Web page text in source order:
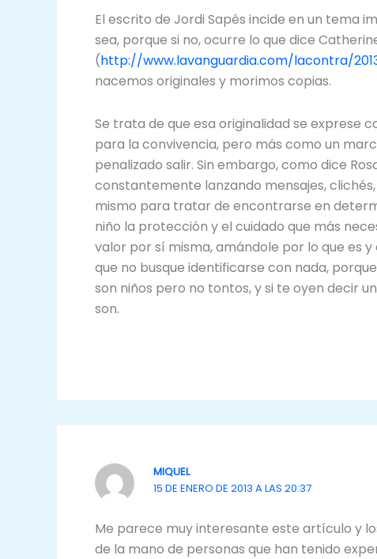
El escrito de Jordi Sapés incide en un tema
sea, porque si no, ocurre lo que dice
(http://www.lavanguardia.com/lacontra/
nacemos originales y morimos copias.
Se trata de que esa originalidad se exprese
para la convivencia, pero más como un
penalizado salir. Sin embargo, como dice
constantemente lanzando mensajes,
mismo para tratar de encontrarse en
niño la protección y el cuidado que más
valor por sí misma, amándole por lo que es
que no busque identificarse con nada,
son niños pero no tontos, y si te oyen decir
son.
MIQUEL
15 DE ENERO DE 2013 A LAS 20:37
Me parece muy interesante este artículo y
de la mano de personas que han tenido